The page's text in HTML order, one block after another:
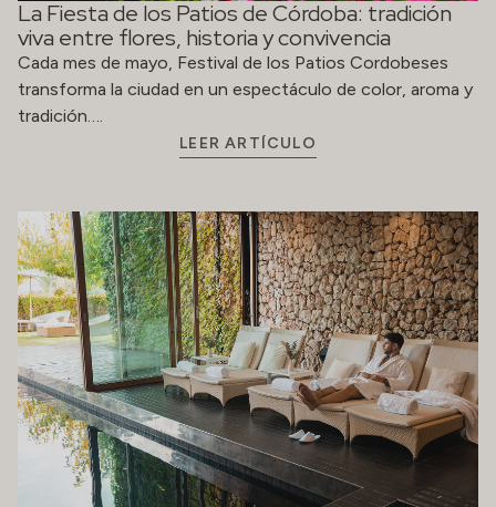
La Fiesta de los Patios de Córdoba: tradición
viva entre flores, historia y convivencia
Cada mes de mayo, Festival de los Patios Cordobeses
transforma la ciudad en un espectáculo de color, aroma y
tradición….
LEER ARTÍCULO